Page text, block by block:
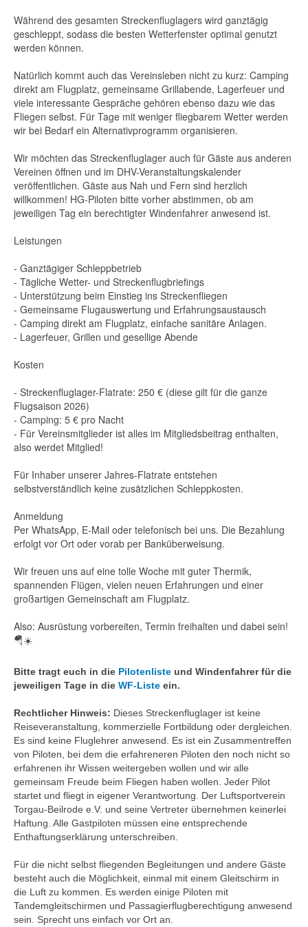
Während des gesamten Streckenfluglagers wird ganztägig
geschleppt, sodass die besten Wetterfenster optimal genutzt
werden können.
Natürlich kommt auch das Vereinsleben nicht zu kurz: Camping
direkt am Flugplatz, gemeinsame Grillabende, Lagerfeuer und
viele interessante Gespräche gehören ebenso dazu wie das
Fliegen selbst. Für Tage mit weniger fliegbarem Wetter werden
wir bei Bedarf ein Alternativprogramm organisieren.
Wir möchten das Streckenfluglager auch für Gäste aus anderen
Vereinen öffnen und im DHV-Veranstaltungskalender
veröffentlichen. Gäste aus Nah und Fern sind herzlich
willkommen! HG-Piloten bitte vorher abstimmen, ob am
jeweiligen Tag ein berechtigter Windenfahrer anwesend ist.
Leistungen
- Ganztägiger Schleppbetrieb
- Tägliche Wetter- und Streckenflugbriefings
- Unterstützung beim Einstieg ins Streckenfliegen
- Gemeinsame Flugauswertung und Erfahrungsaustausch
- Camping direkt am Flugplatz, einfache sanitäre Anlagen.
- Lagerfeuer, Grillen und gesellige Abende
Kosten
- Streckenfluglager-Flatrate: 250 € (diese gilt für die ganze
Flugsaison 2026)
- Camping: 5 € pro Nacht
- Für Vereinsmitglieder ist alles im Mitgliedsbeitrag enthalten,
also werdet Mitglied!
Für Inhaber unserer Jahres-Flatrate entstehen
selbstverständlich keine zusätzlichen Schleppkosten.
Anmeldung
Per WhatsApp, E-Mail oder telefonisch bei uns. Die Bezahlung
erfolgt vor Ort oder vorab per Banküberweisung.
Wir freuen uns auf eine tolle Woche mit guter Thermik,
spannenden Flügen, vielen neuen Erfahrungen und einer
großartigen Gemeinschaft am Flugplatz.
Also: Ausrüstung vorbereiten, Termin freihalten und dabei sein!
🪂☀️
Bitte tragt euch in die Pilotenliste und Windenfahrer für die
jeweiligen Tage in die WF-Liste ein.
Rechtlicher Hinweis: Dieses Streckenfluglager ist keine
Reiseveranstaltung, kommerzielle Fortbildung oder dergleichen.
Es sind keine Fluglehrer anwesend. Es ist ein Zusammentreffen
von Piloten, bei dem die erfahreneren Piloten den noch nicht so
erfahrenen ihr Wissen weitergeben wollen und wir alle
gemeinsam Freude beim Fliegen haben wollen. Jeder Pilot
startet und fliegt in eigener Verantwortung. Der Luftsportverein
Torgau-Beilrode e.V. und seine Vertreter übernehmen keinerlei
Haftung. Alle Gastpiloten müssen eine entsprechende
Enthaftungserklärung unterschreiben.
Für die nicht selbst fliegenden Begleitungen und andere Gäste
besteht auch die Möglichkeit, einmal mit einem Gleitschirm in
die Luft zu kommen. Es werden einige Piloten mit
Tandemgleitschirmen und Passagierflugberechtigung anwesend
sein. Sprecht uns einfach vor Ort an.